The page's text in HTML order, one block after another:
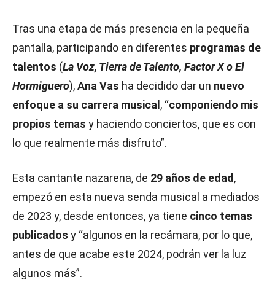
Tras una etapa de más presencia en la pequeña
pantalla, participando en diferentes programas de
talentos (La Voz, Tierra de Talento, Factor X o El
Hormiguero),Ana Vas ha decidido dar un nuevo
enfoque a su carrera musical , “componiendo mis
propios temas y haciendo conciertos, que es con
lo que realmente más disfruto”.
Esta cantante nazarena, de 29 años de edad ,
empezó en esta nueva senda musical a mediados
de 2023 y, desde entonces, ya tiene cinco temas
publicados y “algunos en la recámara, por lo que,
antes de que acabe este 2024, podrán ver la luz
algunos más”.